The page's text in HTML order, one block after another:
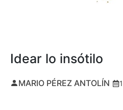
Idear lo insótilo
MARIO PÉREZ ANTOLÍN